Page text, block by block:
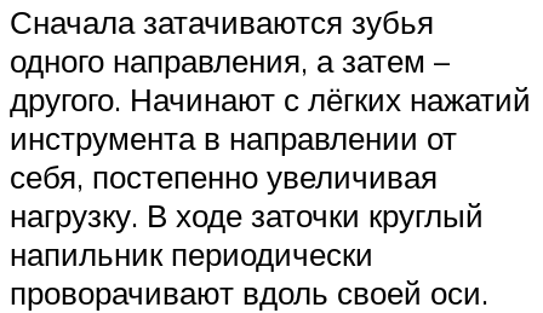
Сначала затачиваются зубья
одного направления, а затем –
другого. Начинают с лёгких нажатий
инструмента в направлении от
себя, постепенно увеличивая
нагрузку. В ходе заточки круглый
напильник периодически
проворачивают вдоль своей оси.